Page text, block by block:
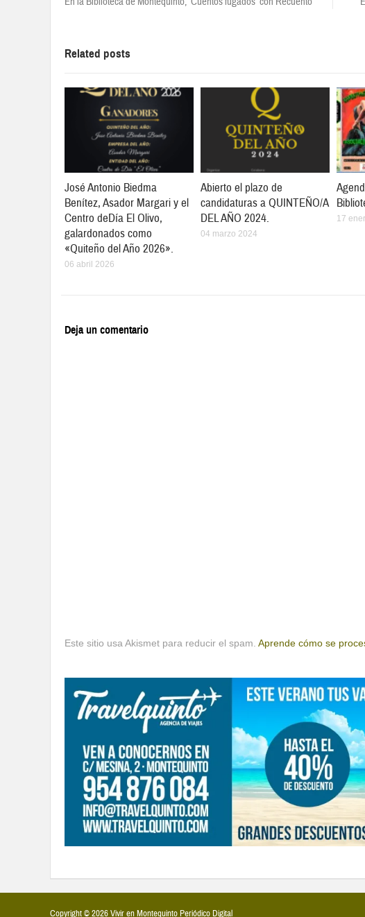
Related posts
José Antonio Biedma
Benítez, Asador Margari y el
Centro deDía El Olivo,
galardonados como
«Quiteño del Año 2026».
06 abril 2026
Abierto el plazo de
candidaturas a QUINTEÑO/A
DEL AÑO 2024.
04 marzo 2024
17
Deja un comentario
Este sitio usa Akismet para reducir el spam. Aprende cómo se
Copyright © 2026 Vivir en Montequinto Periódico Digital